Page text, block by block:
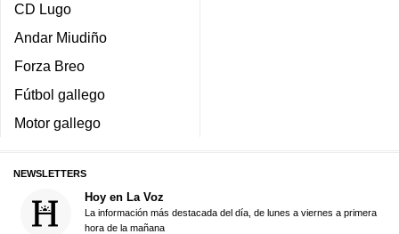
CD Lugo
Andar Miudiño
Forza Breo
Fútbol gallego
Motor gallego
NEWSLETTERS
Hoy en La Voz
La información más destacada del día, de lunes a viernes a primera
hora de la mañana